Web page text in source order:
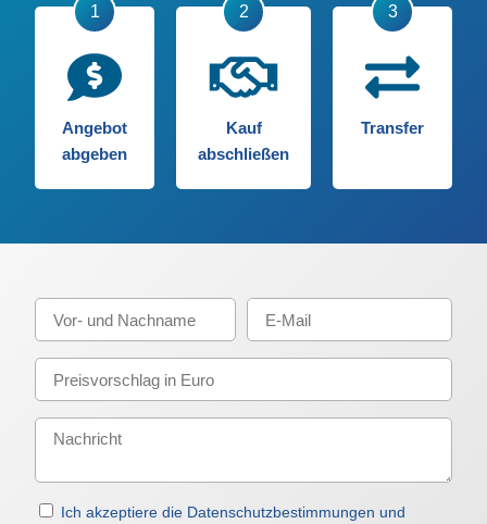
Angebot
abgeben
Kauf
abschließen
Transfer
Ich akzeptiere die Datenschutzbestimmungen und